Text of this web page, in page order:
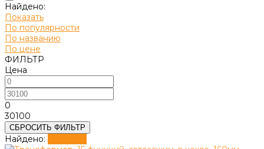
Найдено:
Показать
По популярности
По названию
По цене
ФИЛЬТР
Цена
0
30100
СБРОСИТЬ ФИЛЬТР
Найдено: